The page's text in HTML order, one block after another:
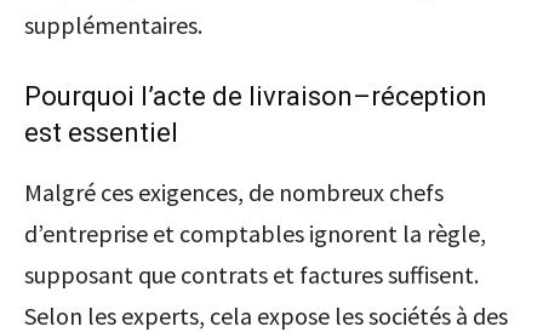
supplémentaires.
Pourquoi l’acte de livraison–réception
est essentiel
Malgré ces exigences, de nombreux chefs
d’entreprise et comptables ignorent la règle,
supposant que contrats et factures suffisent.
Selon les experts, cela expose les sociétés à des